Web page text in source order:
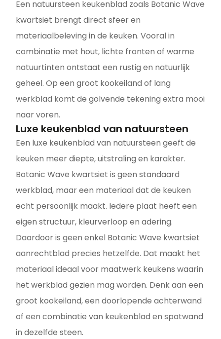
Een natuursteen keukenblad zoals Botanic Wave
kwartsiet brengt direct sfeer en
materiaalbeleving in de keuken. Vooral in
combinatie met hout, lichte fronten of warme
natuurtinten ontstaat een rustig en natuurlijk
geheel. Op een groot kookeiland of lang
werkblad komt de golvende tekening extra mooi
naar voren.
Luxe keukenblad van natuursteen
Een luxe keukenblad van natuursteen geeft de
keuken meer diepte, uitstraling en karakter.
Botanic Wave kwartsiet is geen standaard
werkblad, maar een materiaal dat de keuken
echt persoonlijk maakt. Iedere plaat heeft een
eigen structuur, kleurverloop en adering.
Daardoor is geen enkel Botanic Wave kwartsiet
aanrechtblad precies hetzelfde. Dat maakt het
materiaal ideaal voor maatwerk keukens waarin
het werkblad gezien mag worden. Denk aan een
groot kookeiland, een doorlopende achterwand
of een combinatie van keukenblad en spatwand
in dezelfde steen.